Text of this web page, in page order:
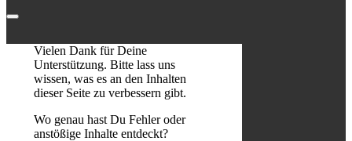
Vielen Dank für Deine
Unterstützung. Bitte lass uns
wissen, was es an den Inhalten
dieser Seite zu verbessern gibt.
Wo genau hast Du Fehler oder
anstößige Inhalte entdeckt?